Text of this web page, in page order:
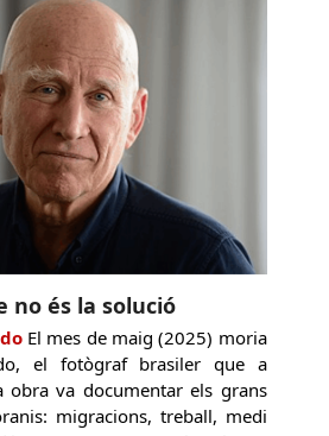
no és la solució
El mes de maig (2025) moria
el fotògraf brasiler que a
obra va documentar els grans
migracions, treball, medi